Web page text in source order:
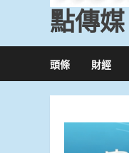
點傳媒
頭條 財經